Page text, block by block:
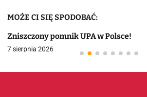
MOŻE CI SIĘ SPODOBAĆ:
Zniszczony pomnik UPA w Polsce!
7 sierpnia 2026